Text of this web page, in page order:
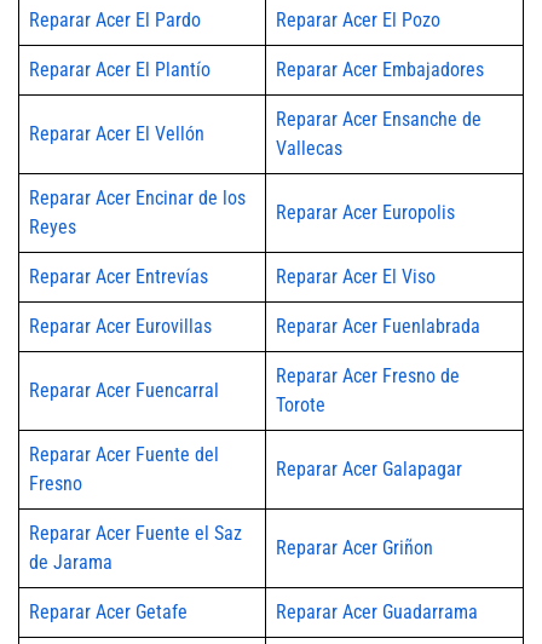
Reparar Acer El Pardo Reparar Acer El Pozo
Reparar Acer El Plantío Reparar Acer Embajadores
Reparar Acer El Vellón
Reparar Acer Ensanche de
Vallecas
Reparar Acer Encinar de los
Reyes
Reparar Acer Europolis
Reparar Acer Entrevías Reparar Acer El Viso
Reparar Acer Eurovillas Reparar Acer Fuenlabrada
Reparar Acer Fuencarral
Reparar Acer Fresno de
Torote
Reparar Acer Fuente del
Fresno
Reparar Acer Galapagar
Reparar Acer Fuente el Saz
de Jarama
Reparar Acer Griñon
Reparar Acer Getafe Reparar Acer Guadarrama